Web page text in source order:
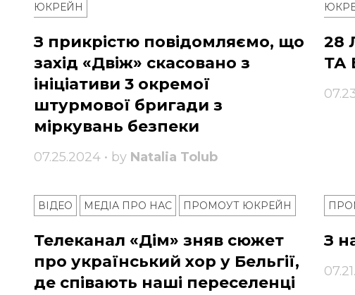
ЮКРЕЙН
З прикрістю повідомляємо, що
захід «Двіж» скасовано з
ініціативи 3 окремої
штурмової бригади з
міркувань безпеки
07.25.2024 • by Natalia Tolub
28
ТА
ВІДЕО МЕДІА ПРО НАС ПРОМОУТ ЮКРЕЙН
Телеканал «Дім» зняв сюжет
про український хор у Бельгії,
де співають наші переселенці
З